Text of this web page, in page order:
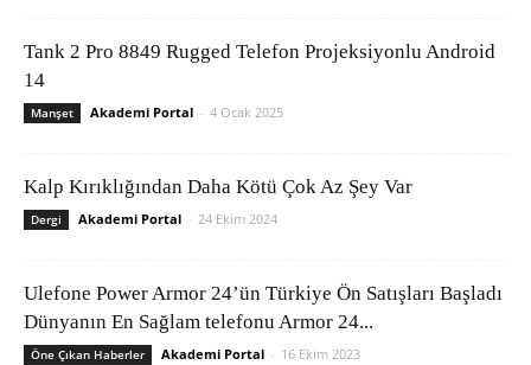
Tank 2 Pro 8849 Rugged Telefon Projeksiyonlu Android
14
Manşet Akademi Portal - 4 Ocak 2025
Kalp Kırıklığından Daha Kötü Çok Az Şey Var
Dergi Akademi Portal - 24 Ekim 2024
Ulefone Power Armor 24’ün Türkiye Ön Satışları Başladı
Dünyanın En Sağlam telefonu Armor 24...
Öne Çıkan Haberler Akademi Portal - 16 Ekim 2023